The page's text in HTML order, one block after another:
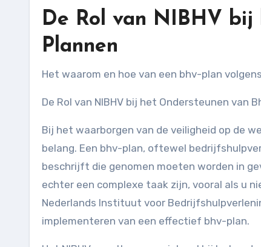
De Rol van NIBHV bij
Plannen
Het waarom en hoe van een bhv-plan
De Rol van NIBHV bij het Ondersteunen van
Bij het waarborgen van de veiligheid op de
belang. Een bhv-plan, oftewel
beschrijft die genomen moeten worden in
echter een complexe taak zijn, vooral als u
Nederlands Instituut voor
implementeren van een effectief bhv-plan.